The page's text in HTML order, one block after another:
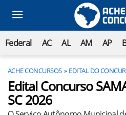
Federal AC AL AM AP
ACHE CONCURSOS EDITAL DO
Edital Concurso
SC 2026